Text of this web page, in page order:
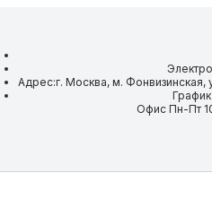
Адрес:г. Москва, м.
Офис Пн-Пт